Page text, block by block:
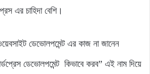
এর চাহিদা বেশি।
ডেভোলপমেন্ট এর কাজ না জানেন
ডেভোলপমেন্ট কিভাবে করব” এই নাম দিয়ে